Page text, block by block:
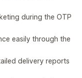
during the OTP
easily through the
delivery reports